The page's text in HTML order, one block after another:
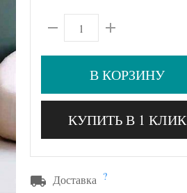
В КОРЗИНУ
КУПИТЬ В 1 КЛИК
Доставка ?